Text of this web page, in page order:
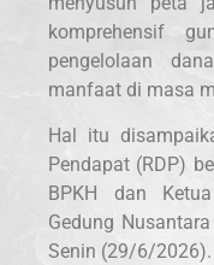
komprehensif
pengelolaan
manfaat di masa
Hal itu
Pendapat (RDP)
BPKH dan
Gedung
Senin (29/6/2026).